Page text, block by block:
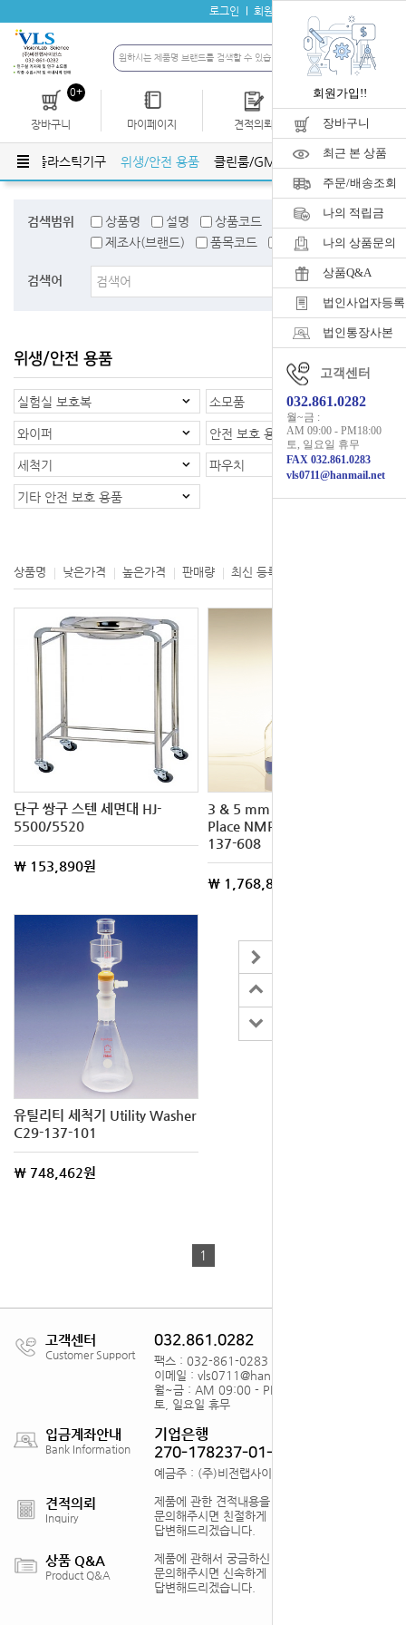
로그인 회원가입
0+
장바구니 마이페이지 견적의뢰 개인결제
구 플라스틱기구 위생/안전 용품 클린룸/GMP관련용품 생명과학
검색범위 상품명 설명 상품코드
검색어태그
제조사(브랜드)
품목코드 품목명
검색어
위생/안전 용품
실험실 보호복 소모품
와이퍼 안전 보호 용품 (장갑)
세척기 파우치
기타 안전 보호 용품
상품명 낮은가격 높은가격 판매량 최신 등록
단구 쌍구 스텐 세면대 HJ-
5500/5520
\ 153,890원
3 & 5 mm NMR 튜브 세척기, 5
Place NMR Tube Washer T16-
137-608
\ 1,768,822원
유틸리티 세척기 Utility Washer
C29-137-101
\ 748,462원
1
회원가입!!
장바구니
최근 본 상품
주문/배송조회
나의 적립금
나의 상품문의
상품Q&A
법인사업자등
법인통장사본
고객센터
032.861.0282
월~금 :
AM 09:00 - PM18:00
토, 일요일 휴무
FAX 032.861.0283
vls0711@hanmail.net
고객센터
Customer Support
032.861.0282
팩스 : 032-861-0283
이메일 : vls0711@hanmail.net
월~금 : AM 09:00 - PM18:00
토, 일요일 휴무
입금계좌안내
Bank Information
기업은행
270-178237-01-012
예금주 : (주)비전랩사이언스
견적의뢰
Inquiry
제품에 관한 견적내용을
문의해주시면 친절하게
답변해드리겠습니다.
상품 Q&A
Product Q&A
제품에 관해서 궁금하신 점을
문의해주시면 신속하게
답변해드리겠습니다.